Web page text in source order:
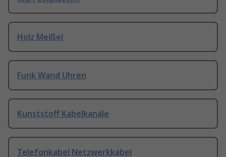
Holz Meißel
Funk Wand Uhren
Kunststoff Kabelkanäle
Telefonkabel Netzwerkkabel